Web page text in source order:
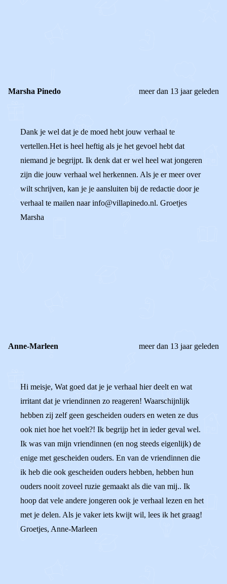
Marsha Pinedo meer dan 13 jaar geleden
Dank je wel dat je de moed hebt jouw verhaal te
vertellen.Het is heel heftig als je het gevoel hebt dat
niemand je begrijpt. Ik denk dat er wel heel wat jongeren
zijn die jouw verhaal wel herkennen. Als je er meer over
wilt schrijven, kan je je aansluiten bij de redactie door je
verhaal te mailen naar info@villapinedo.nl. Groetjes
Marsha
Anne-Marleen meer dan 13 jaar geleden
Hi meisje, Wat goed dat je je verhaal hier deelt en wat
irritant dat je vriendinnen zo reageren! Waarschijnlijk
hebben zij zelf geen gescheiden ouders en weten ze dus
ook niet hoe het voelt?! Ik begrijp het in ieder geval wel.
Ik was van mijn vriendinnen (en nog steeds eigenlijk) de
enige met gescheiden ouders. En van de vriendinnen die
ik heb die ook gescheiden ouders hebben, hebben hun
ouders nooit zoveel ruzie gemaakt als die van mij.. Ik
hoop dat vele andere jongeren ook je verhaal lezen en het
met je delen. Als je vaker iets kwijt wil, lees ik het graag!
Groetjes, Anne-Marleen